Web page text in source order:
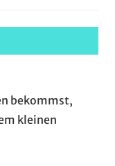
bekommst,
kleinen